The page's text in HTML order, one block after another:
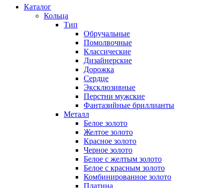
Каталог
Кольца
Тип
Обручальные
Помолвочные
Классические
Дизайнерские
Дорожка
Сердце
Эксклюзивные
Перстни мужские
Фантазийные бриллианты
Металл
Белое золото
Желтое золото
Красное золото
Черное золото
Белое с желтым золото
Белое с красным золото
Комбинированное золото
Платина